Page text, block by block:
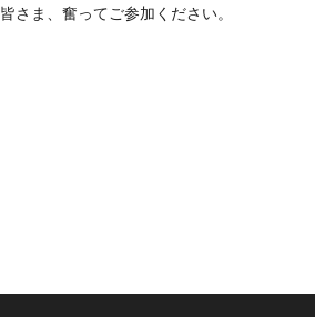
皆さま、奮ってご参加ください。